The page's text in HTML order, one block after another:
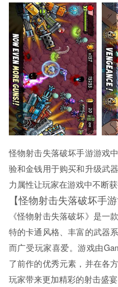
怪物射击失落破坏手游游戏
验和金钱用于购买和升级武
力属性让玩家在游戏中不断获
【怪物射击失落破坏手游
《怪物射击失落破坏》是一
特的卡通风格、丰富的武器
而广受玩家喜爱。游戏由
了前作的优秀元素，并在各
玩家带来更加精彩的射击盛宴